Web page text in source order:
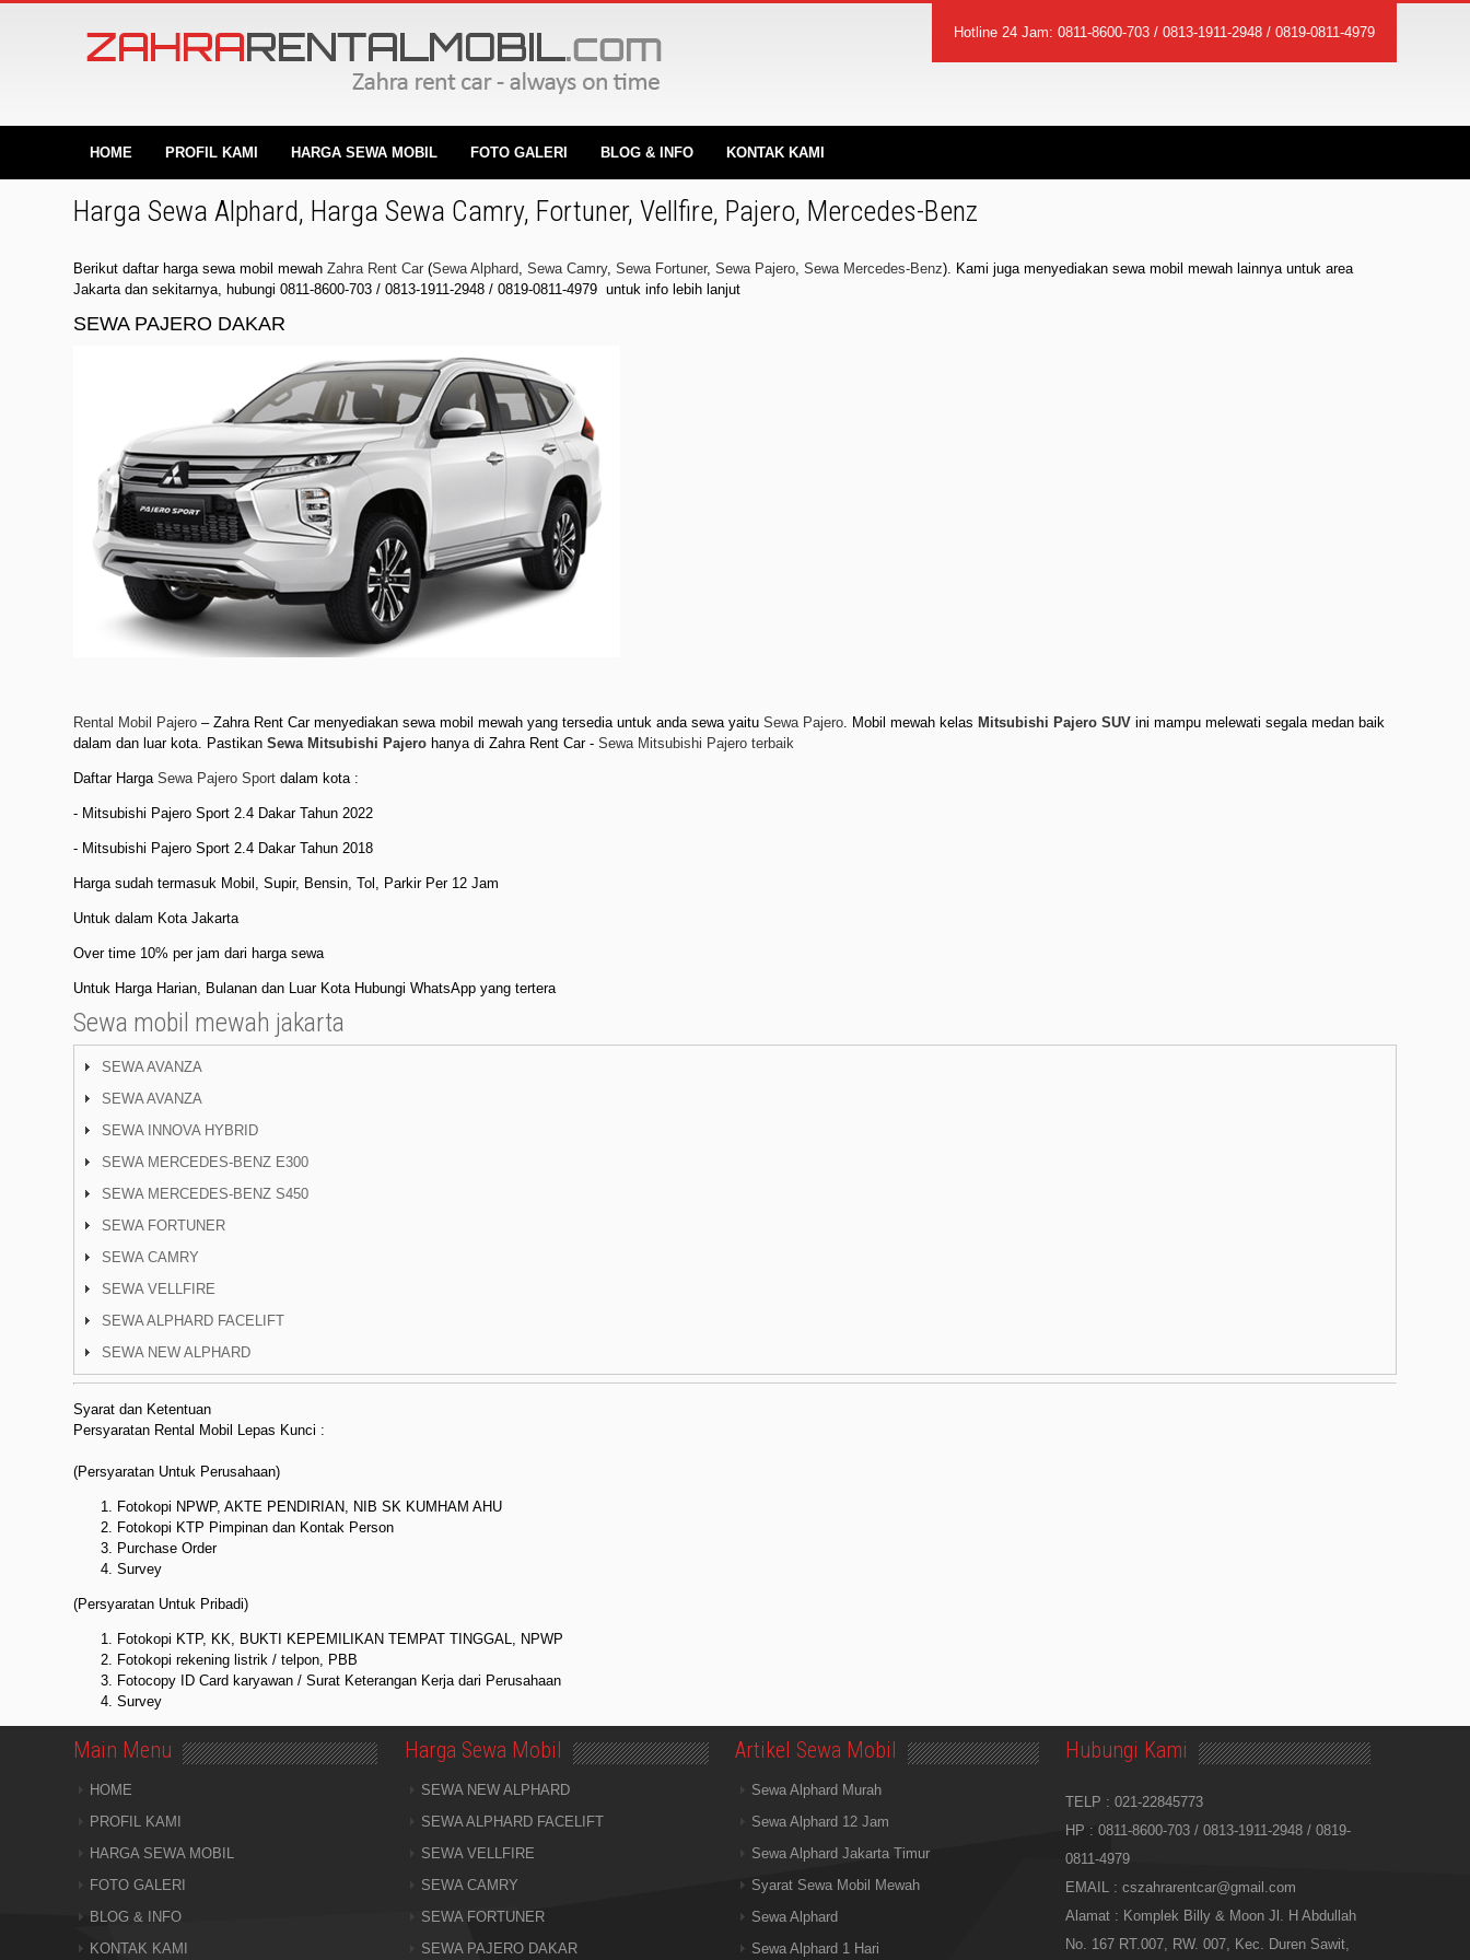
Hotline 24 Jam: 0811-8600-703/ 0813-1911-2948/ 0819-0811-4979
HOME PROFIL KAMI HARGA SEWA MOBIL FOTO GALERI BLOG & INFO KONTAK KAMI
Harga Sewa Alphard, Harga Sewa Camry, Fortuner, Vellfire, Pajero, Mercedes-Benz
Berikut daftar harga sewa mobil mewahZahra Rent Car (Sewa Alphard,Sewa Camry,Sewa Fortuner,Sewa Pajero,Sewa Mercedes-Benz). Kami juga menyediakan sewa mobil mewah lainnya untuk area
Jakarta dan sekitarnya, hubungi0811-8600-703 /0813-1911-2948 /0819-0811-4979 untuk info lebih lanjut
SEWA PAJERO DAKAR
Rental Mobil Pajero – Zahra Rent Car menyediakan sewa mobil mewah yang tersedia untuk anda sewa yaituSewa Pajero. Mobil mewah kelas Mitsubishi Pajero SUV ini mampu melewati segala medan baik
dalam dan luar kota. PastikanSewa Mitsubishi Pajero hanya di Zahra Rent Car -Sewa Mitsubishi Pajero terbaik
Daftar HargaSewa Pajero Sport dalam kota :
- Mitsubishi Pajero Sport 2.4 Dakar Tahun 2022
- Mitsubishi Pajero Sport 2.4 Dakar Tahun 2018
Harga sudah termasuk Mobil, Supir, Bensin, Tol, Parkir Per 12 Jam
Untuk dalam Kota Jakarta
Over time 10% per jam dari harga sewa
Untuk Harga Harian, Bulanan dan Luar Kota Hubungi WhatsApp yang tertera
Sewa mobil mewah jakarta
SEWA AVANZA
SEWA AVANZA
SEWA INNOVA HYBRID
SEWA MERCEDES-BENZ E300
SEWA MERCEDES-BENZ S450
SEWA FORTUNER
SEWA CAMRY
SEWA VELLFIRE
SEWA ALPHARD FACELIFT
SEWA NEW ALPHARD
Syarat dan Ketentuan
Persyaratan Rental Mobil Lepas Kunci :
(Persyaratan Untuk Perusahaan)
Fotokopi NPWP, AKTE PENDIRIAN, NIB SK KUMHAM AHU
Fotokopi KTP Pimpinan dan Kontak Person
Purchase Order
Survey
(Persyaratan Untuk Pribadi)
Fotokopi KTP, KK, BUKTI KEPEMILIKAN TEMPAT TINGGAL, NPWP
Fotokopi rekening listrik / telpon, PBB
Fotocopy ID Card karyawan / Surat Keterangan Kerja dari Perusahaan
Survey
Main Menu
HOME
PROFIL KAMI
HARGA SEWA MOBIL
FOTO GALERI
BLOG & INFO
KONTAK KAMI
Harga Sewa Mobil
SEWA NEW ALPHARD
SEWA ALPHARD FACELIFT
SEWA VELLFIRE
SEWA CAMRY
SEWA FORTUNER
SEWA PAJERO DAKAR
Artikel Sewa Mobil
Sewa Alphard Murah
Sewa Alphard 12 Jam
Sewa Alphard Jakarta Timur
Syarat Sewa Mobil Mewah
Sewa Alphard
Sewa Alphard 1 Hari
Hubungi Kami
TELP : 021-22845773
HP :0811-8600-703 /0813-1911-2948 /0819-
0811-4979
EMAIL :cszahrarentcar@gmail.com
Alamat : Komplek Billy & Moon Jl. H Abdullah
No. 167 RT.007, RW. 007, Kec. Duren Sawit,